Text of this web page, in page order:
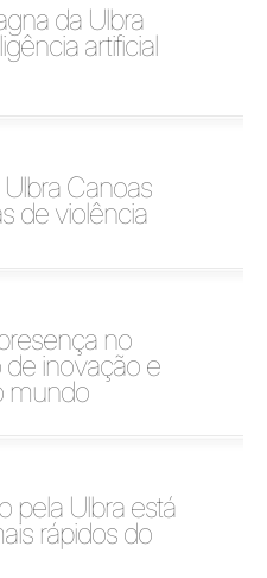
da Ulbra
artificial
Canoas
de violência
no
inovação e
mundo
pela Ulbra está
rápidos do